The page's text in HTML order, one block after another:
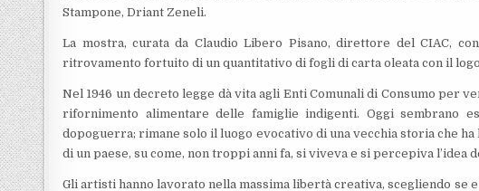
Stampone, Driant Zeneli.
La mostra, curata da Claudio Libero Pisano, direttore del CIAC,
ritrovamento fortuito di un quantitativo di fogli di carta oleata con il
Nel 1946 un decreto legge dà vita agli Enti Comunali di Consumo per
rifornimento alimentare delle famiglie indigenti. Oggi sembrano
dopoguerra; rimane solo il luogo evocativo di una vecchia storia che
di un paese, su come, non troppi anni fa, si viveva e si percepiva l’idea
Gli artisti hanno lavorato nella massima libertà creativa, scegliendo se